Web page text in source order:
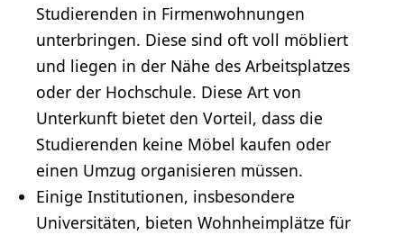
Studierenden in Firmenwohnungen
unterbringen. Diese sind oft voll möbliert
und liegen in der Nähe des Arbeitsplatzes
oder der Hochschule. Diese Art von
Unterkunft bietet den Vorteil, dass die
Studierenden keine Möbel kaufen oder
einen Umzug organisieren müssen.
Einige Institutionen, insbesondere
Universitäten, bieten Wohnheimplätze für